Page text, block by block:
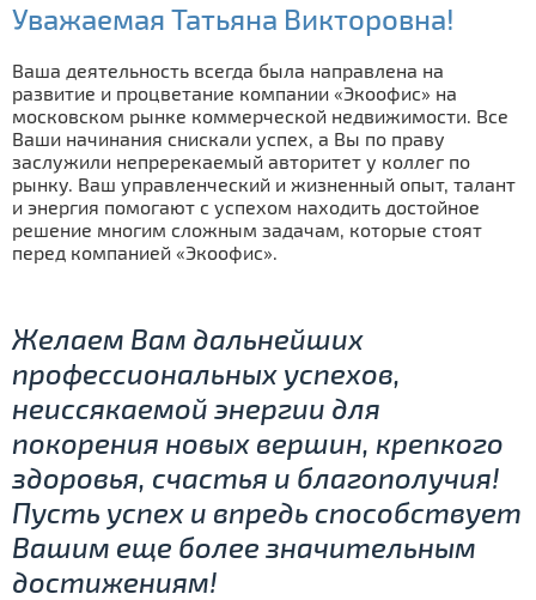
Уважаемая Татьяна Викторовна!
Ваша деятельность всегда была направлена на
развитие и процветание компании «Экоофис» на
московском рынке коммерческой недвижимости. Все
Ваши начинания снискали успех, а Вы по праву
заслужили непререкаемый авторитет у коллег по
рынку. Ваш управленческий и жизненный опыт, талант
и энергия помогают с успехом находить достойное
решение многим сложным задачам, которые стоят
перед компанией «Экоофис».
Желаем Вам дальнейших
профессиональных успехов,
неиссякаемой энергии для
покорения новых вершин, крепкого
здоровья, счастья и благополучия!
Пусть успех и впредь способствует
Вашим еще более значительным
достижениям!